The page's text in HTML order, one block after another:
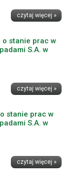
czytaj więcej »
stanie prac w
S.A. w
czytaj więcej »
stanie prac w
S.A. w
czytaj więcej »